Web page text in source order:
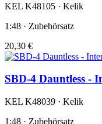
KEL K48105 · Kelik
1:48 · Zubehörsatz
20,30 €
SBD-4 Dauntless -
KEL K48039 · Kelik
1:48 · Zubehörsatz